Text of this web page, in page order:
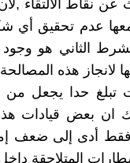
عن نقاط الالتقاء
معها عدم تحقيق
الثاني هو
هذه المصالحة
تبلغ حدا يجعل من
ان بعض قيادات
أدى إلى ضعف
المتلاحقة داخل